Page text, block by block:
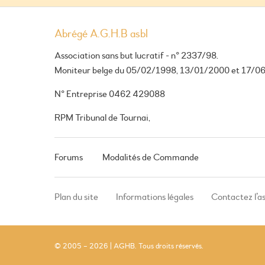
Abrégé A.G.H.B asbl
Association sans but lucratif - n° 2337/98.
Moniteur belge du 05/02/1998, 13/01/2000 et 17/
N° Entreprise 0462 429088
RPM Tribunal de Tournai,
Forums Modalités de Commande
Plan du site Informations légales Contactez
© 2005 – 2026 | AGHB. Tous droits réservés.